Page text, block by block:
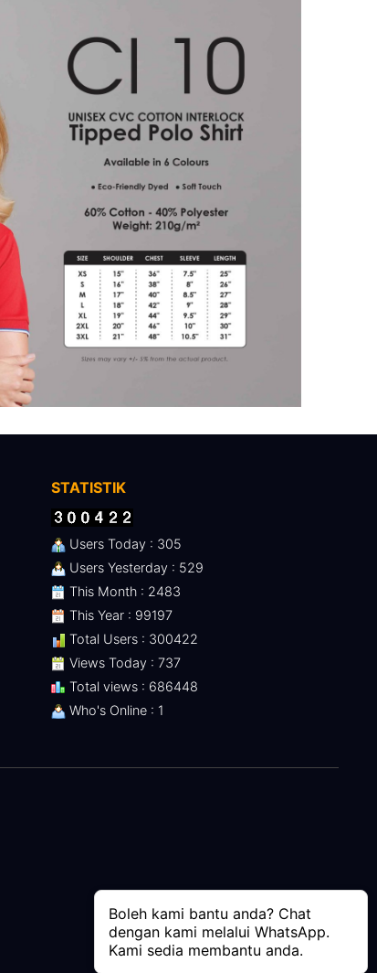
STATISTIK
Users Today : 305
Users Yesterday : 529
This Month : 2483
This Year : 99197
Total Users : 300422
Views Today : 737
Total views : 686448
Who's Online : 1
Boleh kami bantu anda? Chat
dengan kami melalui WhatsApp.
Kami sedia membantu anda.